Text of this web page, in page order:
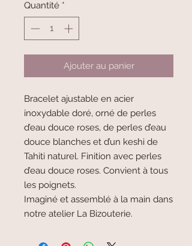
Quantité *
Ajouter au panier
Bracelet ajustable en acier
inoxydable doré, orné de perles
d’eau douce roses, de perles d’eau
douce blanches et d’un keshi de
Tahiti naturel. Finition avec perles
d’eau douce roses. Convient à tous
les poignets.
Imaginé et assemblé à la main dans
notre atelier La Bizouterie.